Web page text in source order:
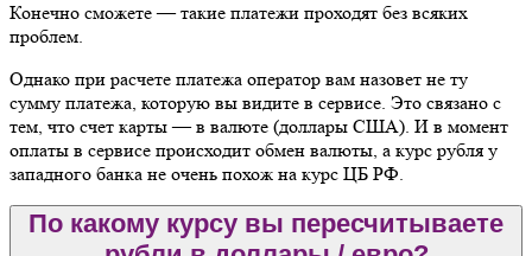
Конечно сможете — такие платежи проходят без всяких
проблем.
Однако при расчете платежа оператор вам назовет не ту
сумму платежа, которую вы видите в сервисе. Это связано с
тем, что счет карты — в валюте (доллары США). И в момент
оплаты в сервисе происходит обмен валюты, а курс рубля у
западного банка не очень похож на курс ЦБ РФ.
По какому курсу вы пересчитываете